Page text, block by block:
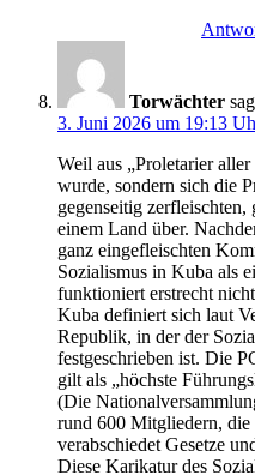
Torwächter
3. Juni 2026 um 19:13
Weil aus „Proletarier
wurde, sondern sich die
gegenseitig
einem Land über.
ganz eingefleischten
Sozialismus in Kuba als
funktioniert erstrecht
Kuba definiert sich laut
Republik, in der der
festgeschrieben ist. Die
gilt als „höchste
(Die
rund 600 Mitgliedern,
verabschiedet Gesetze
Diese Karikatur des